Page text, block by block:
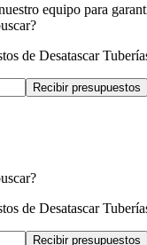
equipo para
de Desatascar
Recibir presupuestos
de Desatascar
Recibir presupuestos